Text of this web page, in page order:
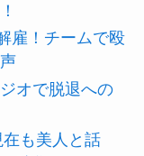
雇！チームで殴
オで脱退への
在も美人と話